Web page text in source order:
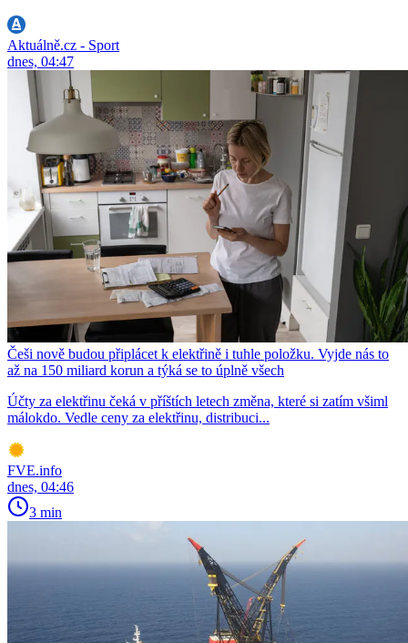
Aktuálně.cz - Sport
dnes, 04:47
Češi nově budou připlácet k elektřině i tuhle položku. Vyjde nás to
až na 150 miliard korun a týká se to úplně všech
Účty za elektřinu čeká v příštích letech změna, které si zatím všiml
málokdo. Vedle ceny za elektřinu, distribuci...
FVE.info
dnes, 04:46
3 min